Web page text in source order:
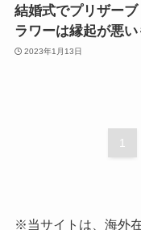
結婚式でプリザー
ラワーは縁起が悪
2023年1月13日
1
※当サイトは、海外